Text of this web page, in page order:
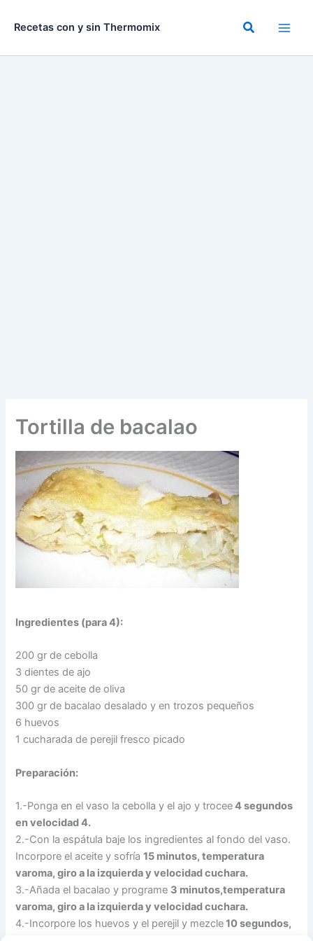
Recetas con y sin Thermomix Buscar
Tortilla de bacalao
Ingredientes (para 4):
200 gr de cebolla
3 dientes de ajo
50 gr de aceite de oliva
300 gr de bacalao desalado y en trozos pequeños
6 huevos
1 cucharada de perejil fresco picado
Preparación:
1.-Ponga en el vaso la cebolla y el ajo y trocee4 segundos
en velocidad 4.
2.-Con la espátula baje los ingredientes al fondo del vaso.
Incorpore el aceite y sofría15 minutos, temperatura
varoma, giro a la izquierda y velocidad cuchara.
3.-Añada el bacalao y programe 3 minutos,temperatura
varoma, giro a la izquierda y velocidad cuchara.
4.-Incorpore los huevos y el perejil y mezcle10 segundos,